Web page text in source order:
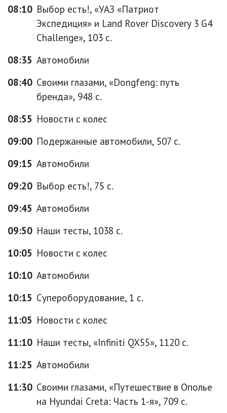
08:10 Выбор есть!, «УАЗ «Патриот
Экспедиция» и Land Rover Discovery 3 G4
Challenge», 103 с.
08:35 Автомобили
08:40 Своими глазами, «Dongfeng: путь
бренда», 948 с.
08:55 Новости с колес
09:00 Подержанные автомобили, 507 с.
09:15 Автомобили
09:20 Выбор есть!, 75 с.
09:45 Автомобили
09:50 Наши тесты, 1038 с.
10:05 Новости с колес
10:10 Автомобили
10:15 Супероборудование, 1 с.
11:05 Новости с колес
11:10 Наши тесты, «Infiniti QX55», 1120 с.
11:25 Автомобили
11:30 Своими глазами, «Путешествие в Ополье
на Hyundai Creta: Часть 1-я», 709 с.